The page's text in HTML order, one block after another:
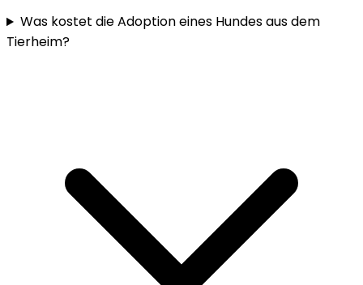
Was kostet die Adoption eines Hundes aus dem
Tierheim?